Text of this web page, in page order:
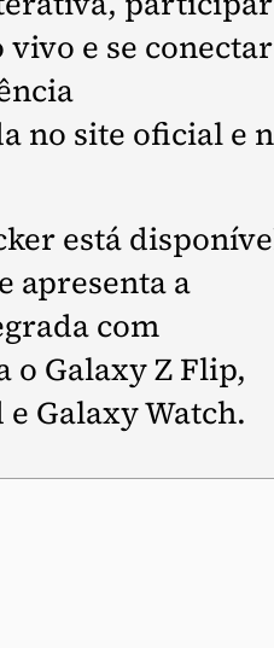
vivo e se conectar
no site oficial e
está
apresenta a
com
o Galaxy Z Flip,
Galaxy Watch.